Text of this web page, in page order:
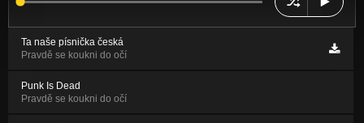
Ta naše písnička česká
Pravdě se koukni do očí
Punk Is Dead
Pravdě se koukni do očí